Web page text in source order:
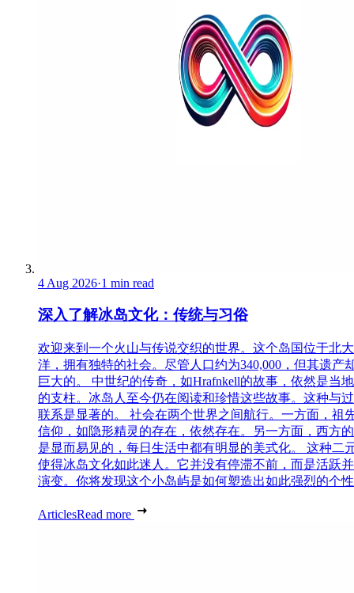
4 Aug 2026·1 min read
深入了解冰岛文化：传统与习俗
欢迎来到一个火山与传说交织的世界。这个岛国位于北
洋，拥有独特的社会。尽管人口约为340,000，但其遗产
巨大的。 中世纪的传奇，如Hrafnkell的故事，依然是当
的支柱。冰岛人至今仍在阅读和珍惜这些故事。这种与
联系是显著的。 社会在两个世界之间航行。一方面，祖
信仰，如隐形精灵的存在，依然存在。另一方面，西方
是显而易见的，每日生活中都有明显的美式化。 这种二
使得冰岛文化如此迷人。它并没有停滞不前，而是活跃
演变。你将发现这个小岛屿是如何塑造出如此强烈的个
ArticlesRead more